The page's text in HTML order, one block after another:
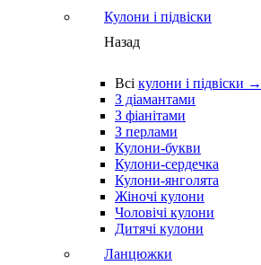
Кулони і підвіски
Назад
Всі кулони і підвіски →
З діамантами
З фіанітами
З перлами
Кулони-букви
Кулони-сердечка
Кулони-янголята
Жіночі кулони
Чоловічі кулони
Дитячі кулони
Ланцюжки